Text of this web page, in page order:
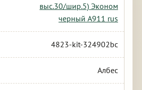
выс.30/шир.5) Эконом
черный А911 rus
4823-kit-324902bc
Албес